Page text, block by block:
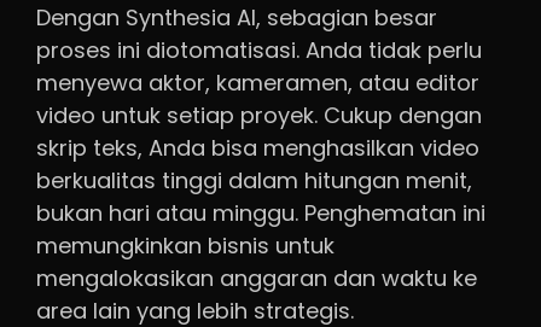
Dengan Synthesia AI, sebagian besar
proses ini diotomatisasi. Anda tidak perlu
menyewa aktor, kameramen, atau editor
video untuk setiap proyek. Cukup dengan
skrip teks, Anda bisa menghasilkan video
berkualitas tinggi dalam hitungan menit,
bukan hari atau minggu. Penghematan ini
memungkinkan bisnis untuk
mengalokasikan anggaran dan waktu ke
area lain yang lebih strategis.